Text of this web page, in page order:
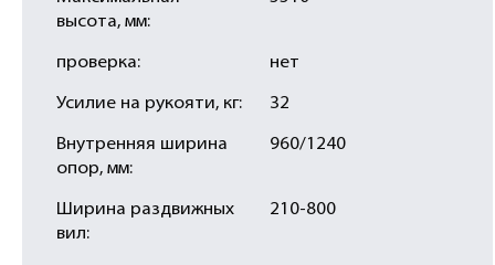
высота, мм:
проверка: нет
Усилие на рукояти, кг: 32
Внутренняя ширина
опор, мм:
960/1240
Ширина раздвижных
вил:
210-800